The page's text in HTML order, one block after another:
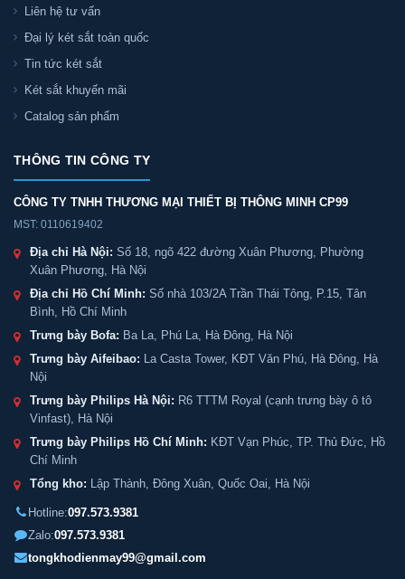
Liên hệ tư vấn
Đại lý két sắt toàn quốc
Tin tức két sắt
Két sắt khuyến mãi
Catalog sản phẩm
THÔNG TIN CÔNG TY
CÔNG TY TNHH THƯƠNG MẠI THIẾT BỊ THÔNG MINH CP99
MST: 0110619402
Địa chỉ Hà Nội: Số 18, ngõ 422 đường Xuân Phương, Phường
Xuân Phương, Hà Nội
Địa chỉ Hồ Chí Minh: Số nhà 103/2A Trần Thái Tông, P.15, Tân
Bình, Hồ Chí Minh
Trưng bày Bofa: Ba La, Phú La, Hà Đông, Hà Nội
Trưng bày Aifeibao: La Casta Tower, KĐT Văn Phú, Hà Đông, Hà
Nội
Trưng bày Philips Hà Nội: R6 TTTM Royal (cạnh trưng bày ô tô
Vinfast), Hà Nội
Trưng bày Philips Hồ Chí Minh: KĐT Vạn Phúc, TP. Thủ Đức, Hồ
Chí Minh
Tổng kho: Lập Thành, Đông Xuân, Quốc Oai, Hà Nội
Hotline:097.573.9381
Zalo:097.573.9381
tongkhodienmay99@gmail.com